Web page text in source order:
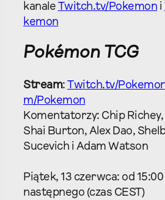
kanale Twitch.tv/Pokemon i
kemon
Pokémon TCG
Stream: Twitch.tv/
m/Pokemon
Komentatorzy: Chip Richey,
Shai Burton, Alex Dao,
Sucevich i Adam Watson
Piątek, 13 czerwca: od
następnego (czas CEST)